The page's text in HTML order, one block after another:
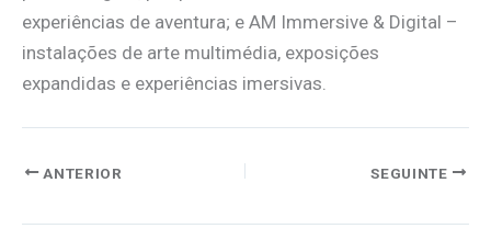
experiências de aventura; e AM Immersive & Digital –
instalações de arte multimédia, exposições
expandidas e experiências imersivas.
ANTERIOR SEGUINTE